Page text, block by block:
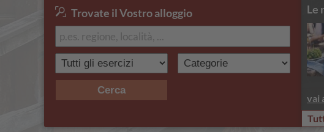
Trovate il Vostro alloggio
Cerca
Le
vai